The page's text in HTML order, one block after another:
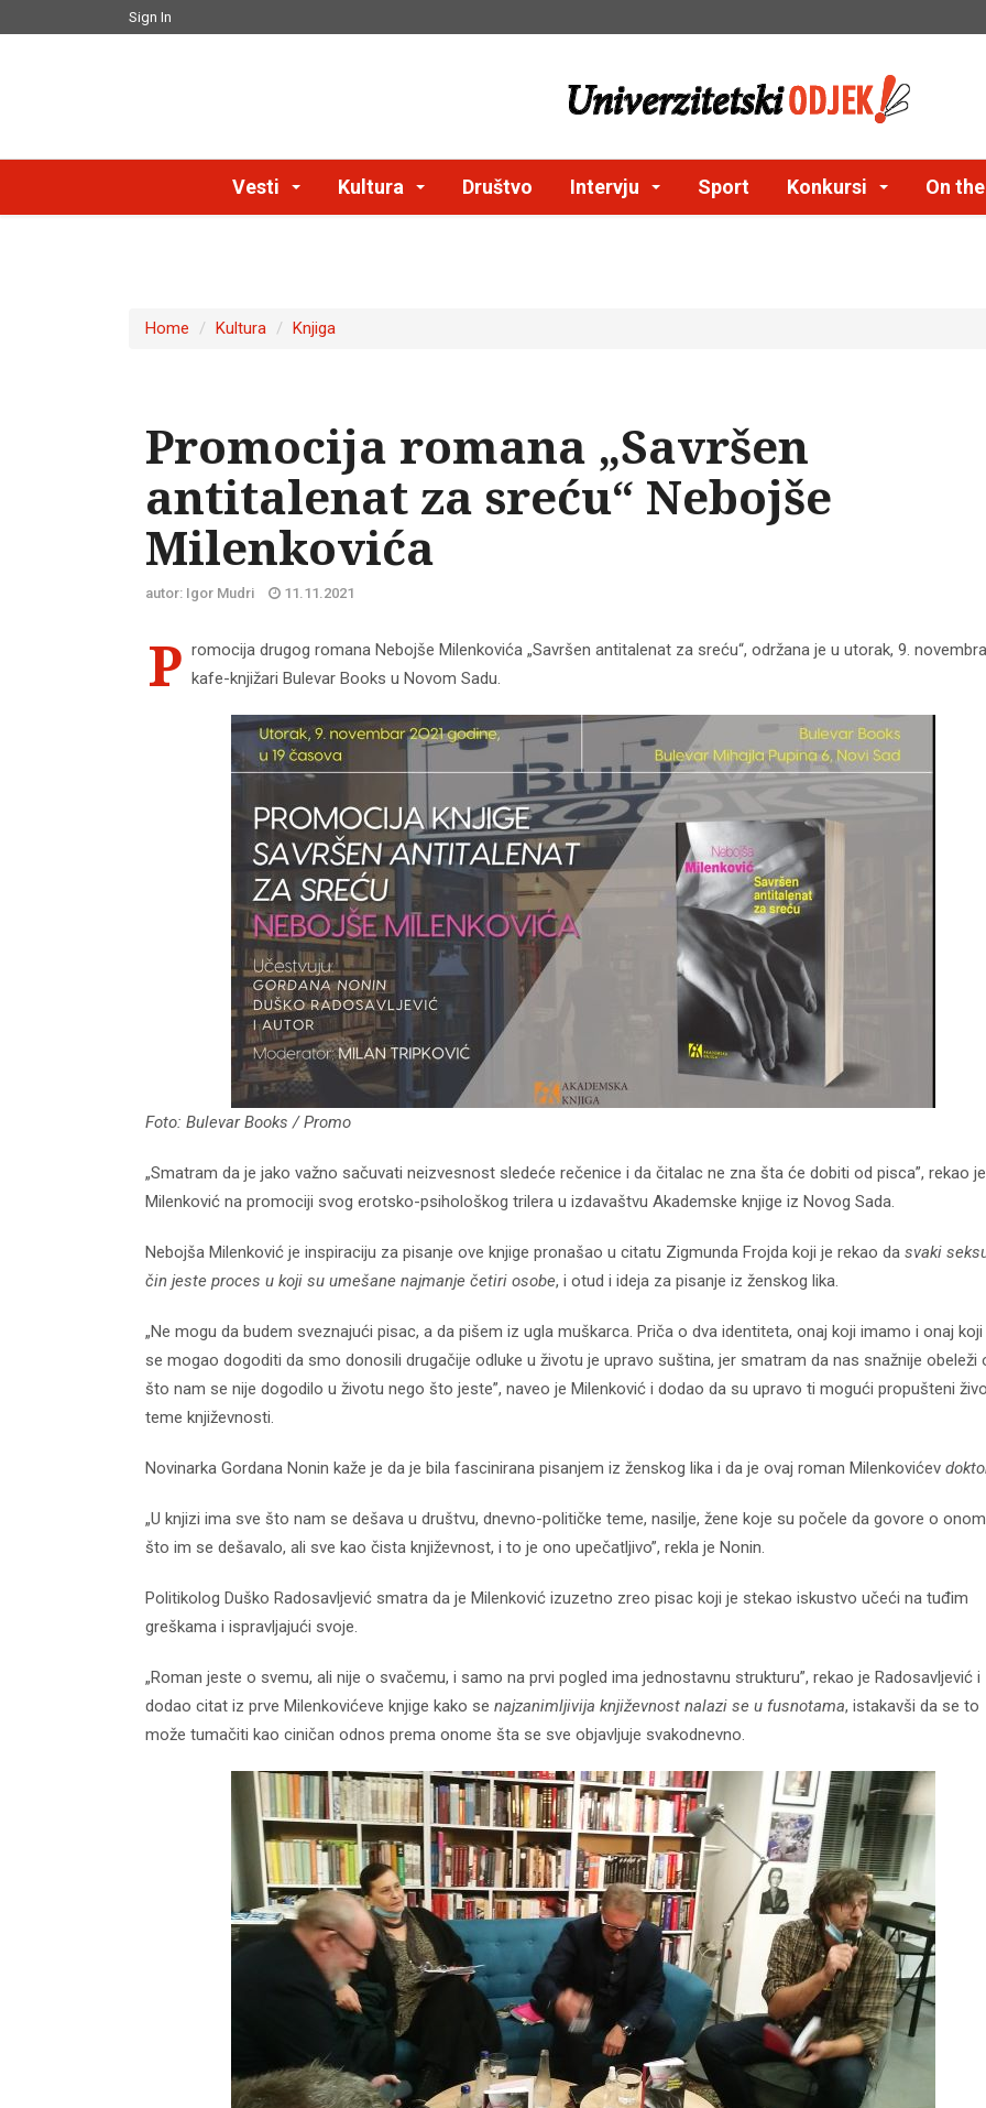
Sign In
Vesti Kultura Društvo Intervju Sport Konkursi On
Home Kultura Knjiga
Promocija romana „Savršen
antitalenat za sreću“ Nebojše
Milenkovića
autor: Igor Mudri 11.11.2021
P romocija drugog romana Nebojše Milenkovića „Savršen antitalenat za sreću“, održana je u utorak, 9.
kafe-knjižari Bulevar Books u Novom Sadu.
Foto: Bulevar Books / Promo
„Smatram da je jako važno sačuvati neizvesnost sledeće rečenice i da čitalac ne zna šta će dobiti od pisca”, rekao je
Milenković na promociji svog erotsko-psihološkog trilera u izdavaštvu Akademske knjige iz Novog Sada.
Nebojša Milenković je inspiraciju za pisanje ove knjige pronašao u citatu Zigmunda Frojda koji je rekao da svaki
čin jeste proces u koji su umešane najmanje četiri osobe, i otud i ideja za pisanje iz ženskog lika.
„Ne mogu da budem sveznajući pisac, a da pišem iz ugla muškarca. Priča o dva identiteta, onaj koji imamo i onaj koji
se mogao dogoditi da smo donosili drugačije odluke u životu je upravo suština, jer smatram da nas snažnije obeleži
što nam se nije dogodilo u životu nego što jeste”, naveo je Milenković i dodao da su upravo ti mogući propušteni
teme književnosti.
Novinarka Gordana Nonin kaže je da je bila fascinirana pisanjem iz ženskog lika i da je ovaj roman Milenkovićev
„U knjizi ima sve što nam se dešava u društvu, dnevno-političke teme, nasilje, žene koje su počele da govore o
što im se dešavalo, ali sve kao čista književnost, i to je ono upečatljivo”, rekla je Nonin.
Politikolog Duško Radosavljević smatra da je Milenković izuzetno zreo pisac koji je stekao iskustvo učeći na tuđim
greškama i ispravljajući svoje.
„Roman jeste o svemu, ali nije o svačemu, i samo na prvi pogled ima jednostavnu strukturu”, rekao je Radosavljević i
dodao citat iz prve Milenkovićeve knjige kako se najzanimljivija književnost nalazi se u fusnotama, istakavši da se to
može tumačiti kao ciničan odnos prema onome šta se sve objavljuje svakodnevno.